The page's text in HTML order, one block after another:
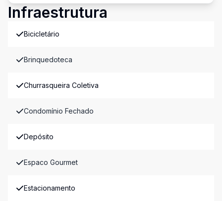
Infraestrutura
Bicicletário
Brinquedoteca
Churrasqueira Coletiva
Condomínio Fechado
Depósito
Espaco Gourmet
Estacionamento